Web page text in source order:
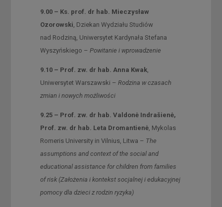
9.00 – Ks. prof. dr hab. Mieczysław
Ozorowski , Dziekan Wydziału Studiów
nad Rodziną, Uniwersytet Kardynała Stefana
Wyszyńskiego – Powitanie i wprowadzenie
9.10 – Prof. zw. dr hab. Anna Kwak,
Uniwersytet Warszawski – Rodzina w czasach
zmian i nowych możliwości
9.25 – Prof. zw. dr hab. Valdonė Indrašienė,
Prof. zw. dr hab. Leta Dromantienė, Mykolas
Romeris University in Vilnius, Litwa – The
assumptions and context of the social and
educational assistance for children from families
of risk (Założenia i kontekst socjalnej i edukacyjnej
pomocy dla dzieci z rodzin ryzyka)